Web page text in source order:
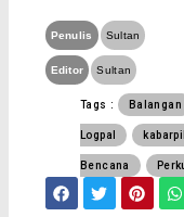
Penulis Sultan
Editor Sultan
Tags : Balangan
Logpal
Bencana
F
a
T
w
P
i
W
h